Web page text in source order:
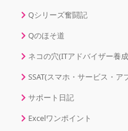
Qシリーズ奮闘記
Qのほそ道
ネコの穴(ITアドバイザー養
SSAT(スマホ・サービス・ア
サポート日記
Excelワンポイント